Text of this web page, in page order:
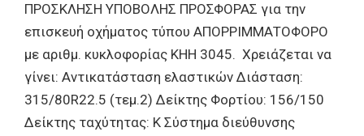
ΠΡΟΣΚΛΗΣΗ ΥΠΟΒΟΛΗΣ ΠΡΟΣΦΟΡΑΣ για την
επισκευή οχήματος τύπου ΑΠΟΡΡΙΜΜΑΤΟΦΟΡΟ
με αριθμ. κυκλοφορίας ΚΗΗ 3045. Χρειάζεται να
γίνει: Αντικατάσταση ελαστικών Διάσταση:
315/80R22.5 (τεμ.2) Δείκτης Φορτίου: 156/150
Δείκτης ταχύτητας: K Σύστημα διεύθυνσης